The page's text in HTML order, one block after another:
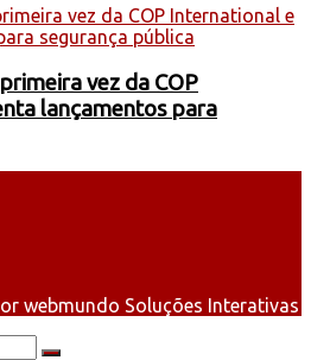
vez da COP
lançamentos para
webmundo Soluções Interativas